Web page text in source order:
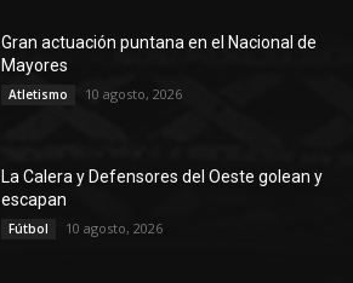
Gran actuación puntana en el Nacional de
Mayores
Atletismo 10 agosto, 2026
La Calera y Defensores del Oeste golean y
escapan
Fútbol 10 agosto, 2026